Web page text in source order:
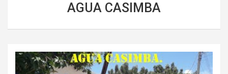
AGUA CASIMBA